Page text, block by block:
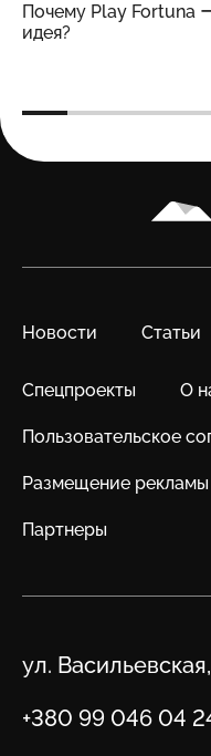
Почему Play Fortuna
идея?
Новости Статьи
Спецпроекты О
Пользовательское
Размещение рекламы
Партнеры
Адрес
ул.
Телефон
+380 99 046 04